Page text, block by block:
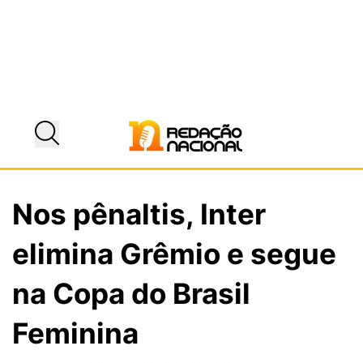
Nos pênaltis, Inter
elimina Grêmio e segue
na Copa do Brasil
Feminina